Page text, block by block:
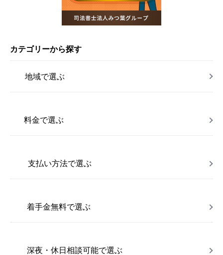
カテゴリーから探す
地域で選ぶ
料金で選ぶ
支払い方法で選ぶ
着手金無料で選ぶ
深夜・休日相談可能で選ぶ